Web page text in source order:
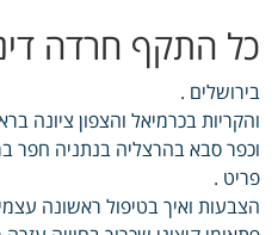
כל התקף חרדה
בירושלים .
והקריות בכרמיאל והצפון ציונה
וכפר סבא בהרצליה בנתניה חפר
פריט .
הצבעות ואיך בטיפול ראשונה